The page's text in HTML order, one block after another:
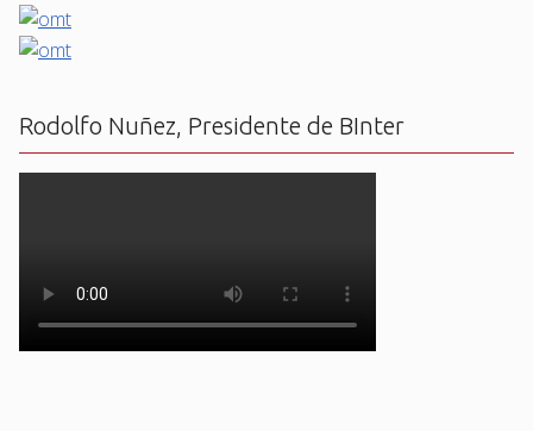
Rodolfo Nuñez, Presidente de BInter